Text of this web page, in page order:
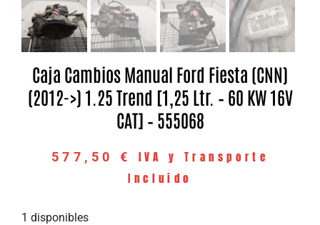
Caja Cambios Manual Ford Fiesta (CNN)
(2012->) 1.25 Trend [1,25 Ltr. – 60 KW 16V
CAT] – 555068
577,50 €
IVA y Transporte
Incluido
1 disponibles